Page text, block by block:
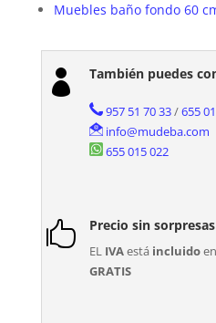
Muebles baño fondo 60
 También puedes
957 51 70 33/655
info@mudeba.com
655 015 022
 Precio sin sorpresas
EL IVAestá incluido
GRATIS